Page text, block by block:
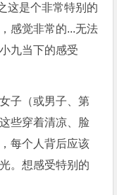
这是个非常特别的
感觉非常的...无法
九当下的感受
子（或男子、第
些穿着清凉、脸
每个人背后应该
。想感受特别的